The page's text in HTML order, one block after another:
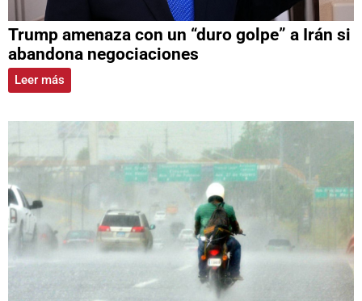
Trump amenaza con un “duro golpe” a Irán si
abandona negociaciones
Leer más